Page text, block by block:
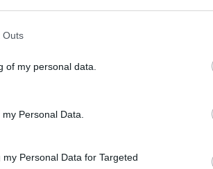
Outs
of my personal data.
Personal Data.
Personal Data for Targeted
ALVESTA
Två